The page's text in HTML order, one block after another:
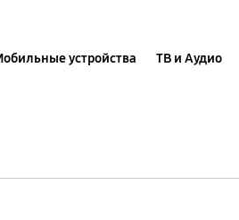
устройства ТВ и Аудио